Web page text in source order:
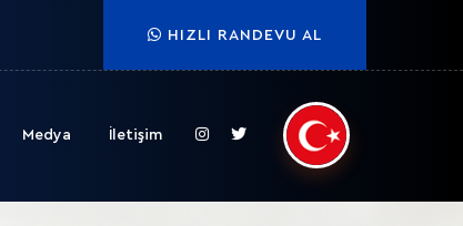
HIZLI RANDEVU AL
Medya İletişim